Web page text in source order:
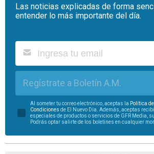
Las noticias explicadas de forma
entender lo más importante del día.
Regístrate a Boletín A.M.
Al someter tu correo electrónico, aceptas la Política
Condiciones de El Nuevo Día. Además, aceptas
especiales de productos o servicios de GFR Media,
Podrás optar salirte de los boletines en cualquier